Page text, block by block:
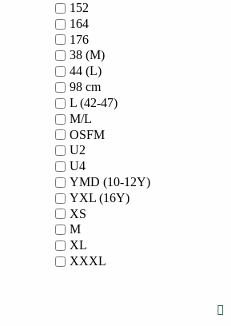
152
164
176
38 (M)
44 (L)
98 cm
L (42-47)
M/L
OSFM
U2
U4
YMD (10-12Y)
YXL (16Y)
XS
M
XL
XXXL